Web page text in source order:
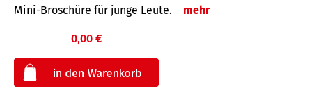
Mini-Broschüre für junge Leute.
mehr
0,00 €